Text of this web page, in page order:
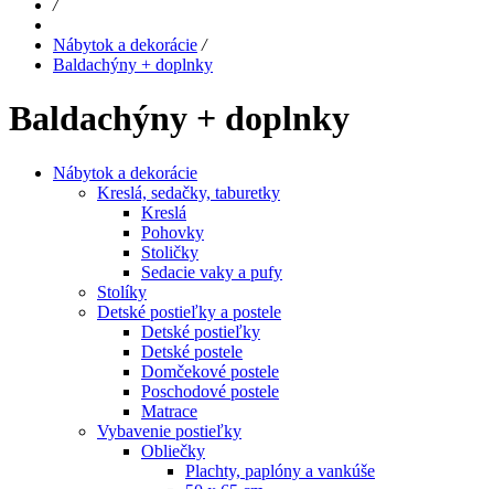
/
Nábytok a dekorácie /
Baldachýny + doplnky
Baldachýny + doplnky
Nábytok a dekorácie
Kreslá, sedačky, taburetky
Kreslá
Pohovky
Stoličky
Sedacie vaky a pufy
Stolíky
Detské postieľky a postele
Detské postieľky
Detské postele
Domčekové postele
Poschodové postele
Matrace
Vybavenie postieľky
Obliečky
Plachty, paplóny a vankúše